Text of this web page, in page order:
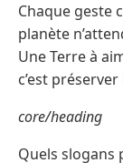
Chaque geste
planète
Une Terre à
c’est préserver
core/heading
Quels